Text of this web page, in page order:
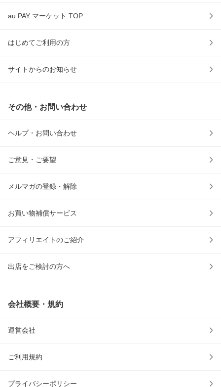
au PAY マーケット TOP
はじめてご利用の方
サイトからのお知らせ
その他・お問い合わせ
ヘルプ・お問い合わせ
ご意見・ご要望
メルマガの登録・解除
お買い物補償サービス
アフィリエイトのご紹介
出店をご検討の方へ
会社概要・規約
運営会社
ご利用規約
プライバシーポリシー